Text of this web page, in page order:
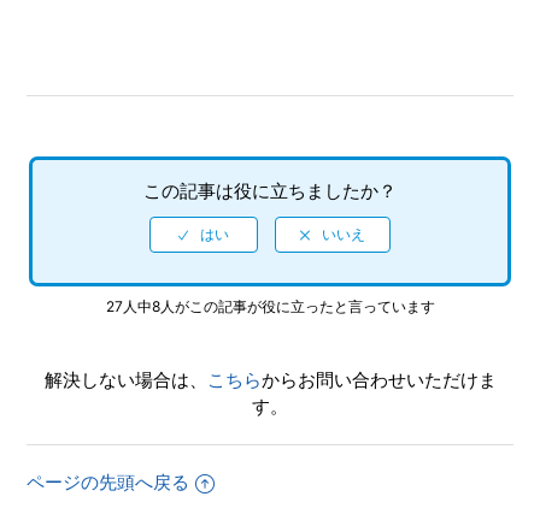
この記事は役に立ちましたか？
27人中8人がこの記事が役に立ったと言っています
解決しない場合は、 こちらからお問い合わせいただけま
す。
ページの先頭へ戻る